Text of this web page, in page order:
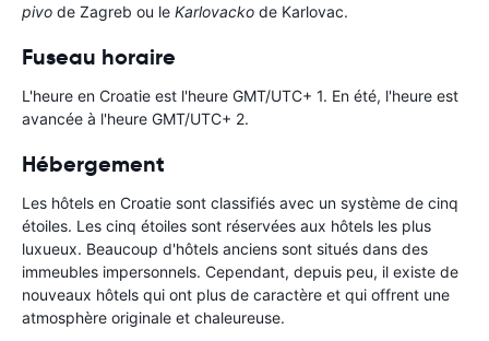
pivo de Zagreb ou le Karlovacko de Karlovac.
Fuseau horaire
L'heure en Croatie est l'heure GMT/UTC+ 1. En été, l'heure est
avancée à l'heure GMT/UTC+ 2.
Hébergement
Les hôtels en Croatie sont classifiés avec un système de cinq
étoiles. Les cinq étoiles sont réservées aux hôtels les plus
luxueux. Beaucoup d'hôtels anciens sont situés dans des
immeubles impersonnels. Cependant, depuis peu, il existe de
nouveaux hôtels qui ont plus de caractère et qui offrent une
atmosphère originale et chaleureuse.